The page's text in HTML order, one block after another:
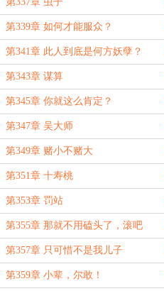
第339章 如何才能服众？
第341章 此人到底是何方妖孽？
第343章 谋算
第345章 你就这么肯定？
第347章 吴大师
第349章 赌小不赌大
第351章 十寿桃
第353章 罚站
第355章 那就不用磕头了，滚吧
第357章 只可惜不是我儿子
第359章 小辈，尔敢！